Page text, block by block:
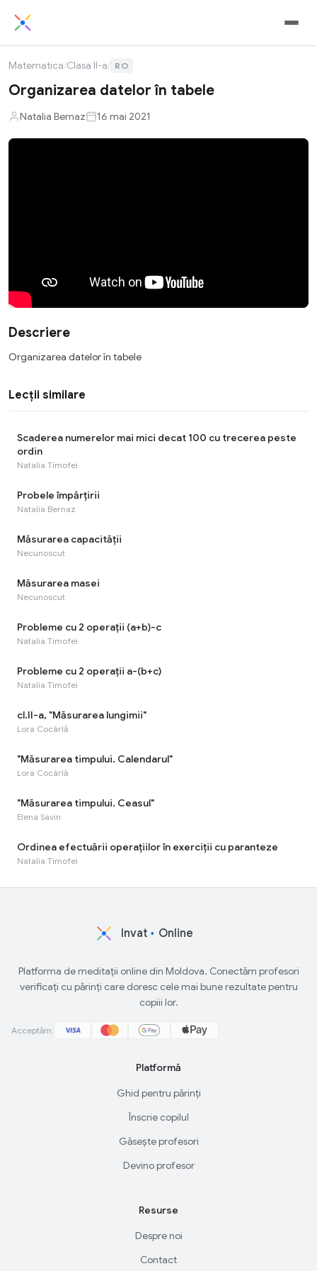
Matematica/Clasa II-a/ RO
Organizarea datelor în tabele
Natalia Bernaz 16 mai 2021
Descriere
Organizarea datelor în tabele
Lecții similare
Scaderea numerelor mai mici decat 100 cu trecerea peste
ordin
Natalia Timofei
Probele împărțirii
Natalia Bernaz
Măsurarea capacității
Necunoscut
Măsurarea masei
Necunoscut
Probleme cu 2 operații (a+b)-c
Natalia Timofei
Probleme cu 2 operații a-(b+c)
Natalia Timofei
cl.II-a, "Măsurarea lungimii"
Lora Cocârlă
"Măsurarea timpului. Calendarul"
Lora Cocârlă
"Măsurarea timpului. Ceasul"
Elena Savin
Ordinea efectuării operațiilor în exerciții cu paranteze
Natalia Timofei
Invat Online
Platforma de meditații online din Moldova. Conectăm profesori
verificați cu părinți care doresc cele mai bune rezultate pentru
copiii lor.
Acceptăm:
Platformă
Ghid pentru părinți
Înscrie copilul
Găsește profesori
Devino profesor
Resurse
Despre noi
Contact